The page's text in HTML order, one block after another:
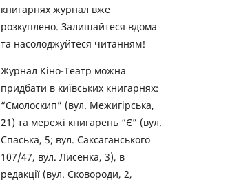
книгарнях журнал вже
розкуплено. Залишайтеся вдома
та насолоджуйтеся читанням!
Журнал Кіно-Театр можна
придбати в київських книгарнях:
“Смолоскип” (вул. Межигірська,
21) та мережі книгарень “Є” (вул.
Спаська, 5; вул. Саксаганського
107/47, вул. Лисенка, 3), в
редакції (вул. Сковороди, 2,